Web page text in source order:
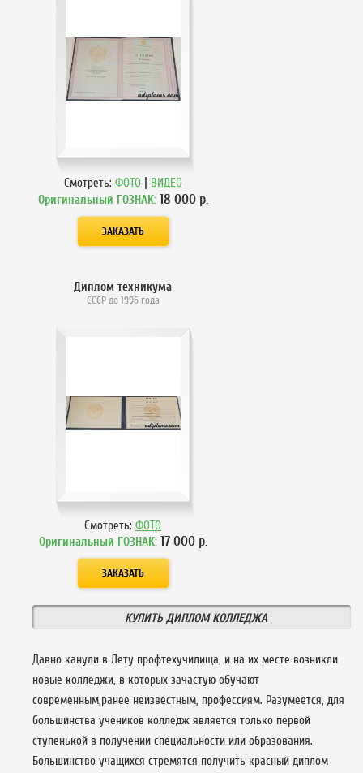
Смотреть: ФОТО | ВИДЕО
Оригинальный ГОЗНАК: 18 000р.
Диплом техникума
СССР до 1996 года
Смотреть: ФОТО
Оригинальный ГОЗНАК: 17 000р.
КУПИТЬ ДИПЛОМ КОЛЛЕДЖА
Давно канули в Лету профтехучилища, и на их месте возникли
новые колледжи, в которых зачастую обучают
современным,ранее неизвестным, профессиям. Разумеется, для
большинства учеников колледж является только первой
ступенькой в получении специальности или образования.
Большинство учащихся стремятся получить красный диплом